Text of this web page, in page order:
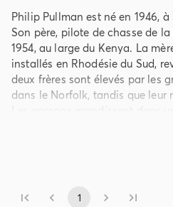
Philip Pullman est né en 1946,
Son père, pilote de chasse de la
1954, au large du Kenya. La
installés en Rhodésie du Sud,
deux frères sont élevés par les
dans le Norfolk, tandis que leur
Les garçons grandissent dans
C'est en découvrant à l'école la
l'écriture. Mais une vie de
1